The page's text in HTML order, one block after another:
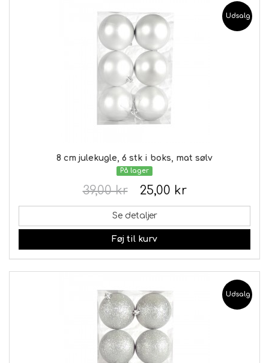
Udsalg
8 cm julekugle, 6 stk i boks, mat sølv
På lager
25,00 kr
39,00 kr
Se detaljer
Føj til kurv
Udsalg